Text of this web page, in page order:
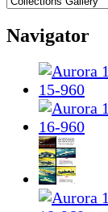
Navigator